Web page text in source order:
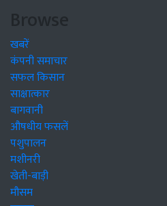
Browse
खबरें
कंपनी समाचार
सफल किसान
साक्षात्कार
बागवानी
औषधीय फसलें
पशुपालन
मशीनरी
खेती-बाड़ी
मौसम